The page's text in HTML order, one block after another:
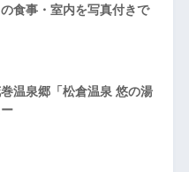
食事・室内を写真付きで
温泉郷「松倉温泉 悠の湯